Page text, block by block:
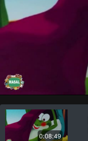
0:08:49